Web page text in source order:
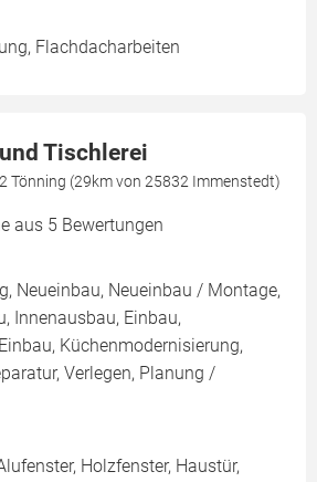
Flachdacharbeiten
Tischlerei
Tönning (29km von 25832 Immenstedt)
aus 5 Bewertungen
Neueinbau, Neueinbau / Montage,
Innenausbau, Einbau,
Küchenmodernisierung,
Verlegen, Planung /
Holzfenster, Haustür,